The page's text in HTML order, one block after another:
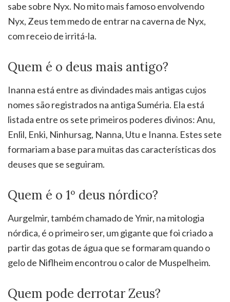
sabe sobre Nyx. No mito mais famoso envolvendo
Nyx, Zeus tem medo de entrar na caverna de Nyx,
com receio de irritá-la.
Quem é o deus mais antigo?
Inanna está entre as divindades mais antigas cujos
nomes são registrados na antiga Suméria. Ela está
listada entre os sete primeiros poderes divinos: Anu,
Enlil, Enki, Ninhursag, Nanna, Utu e Inanna. Estes sete
formariam a base para muitas das características dos
deuses que se seguiram.
Quem é o 1º deus nórdico?
Aurgelmir, também chamado de Ymir, na mitologia
nórdica, é o primeiro ser, um gigante que foi criado a
partir das gotas de água que se formaram quando o
gelo de Niflheim encontrou o calor de Muspelheim.
Quem pode derrotar Zeus?